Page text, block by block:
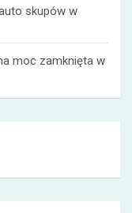
skupów w
moc zamknięta w